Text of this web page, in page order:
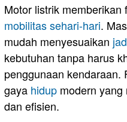
Motor listrik
mobilitas sehari-hari.
mudah menyesuaikan
kebutuhan tanpa harus
penggunaan kendaraan.
gaya hidup modern
dan efisien.